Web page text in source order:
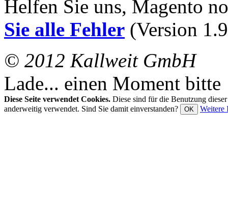
Helfen Sie uns, Magento
Sie alle Fehler (Version
© 2012 Kallweit GmbH
Lade... einen Moment bitte
Diese Seite verwendet Cookies. Diese sind für die Benutzung
anderweitig verwendet. Sind Sie damit einverstanden?
OK Weitere